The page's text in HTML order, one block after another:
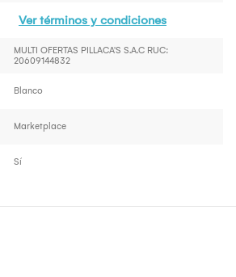
Ver términos y condiciones
MULTI OFERTAS PILLACA'S S.A.C RUC:
20609144832
Blanco
Marketplace
Sí